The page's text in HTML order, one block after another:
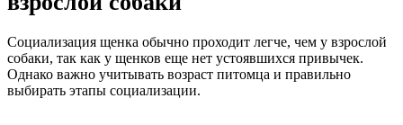
Социализация щенка обычно проходит легче, чем у взрослой
собаки, так как у щенков еще нет устоявшихся привычек.
Однако важно учитывать возраст питомца и правильно
выбирать этапы социализации.